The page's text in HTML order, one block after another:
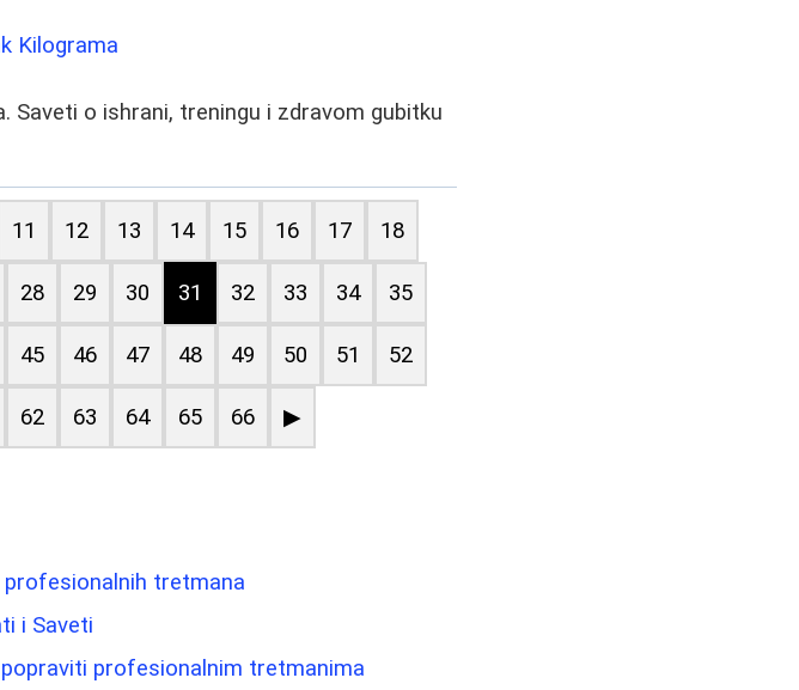
Kilograma
Saveti o ishrani, treningu i zdravom gubitku
11 12 13 14 15 16 17 18
28 29 30 31 32 33 34 35
45 46 47 48 49 50 51 52
62 63 64 65 66 ▶
profesionalnih tretmana
i Saveti
profesionalnim tretmanima